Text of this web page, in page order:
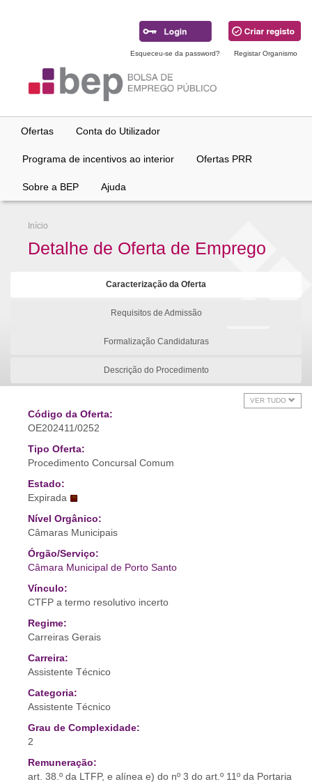
Esqueceu-se da password? Registar Organismo
Ofertas Conta do Utilizador
Programa de incentivos ao interior Ofertas PRR
Sobre a BEP Ajuda
Início
Detalhe de Oferta de Emprego
Caracterização da Oferta
Requisitos de Admissão
Formalização Candidaturas
Descrição do Procedimento
VER TUDO
Código da Oferta:
OE202411/0252
Tipo Oferta:
Procedimento Concursal Comum
Estado:
Expirada
Nível Orgânico:
Câmaras Municipais
Órgão/Serviço:
Câmara Municipal de Porto Santo
Vínculo:
CTFP a termo resolutivo incerto
Regime:
Carreiras Gerais
Carreira:
Assistente Técnico
Categoria:
Assistente Técnico
Grau de Complexidade:
2
Remuneração:
art. 38.º da LTFP, e alínea e) do nº 3 do art.º 11º da Portaria